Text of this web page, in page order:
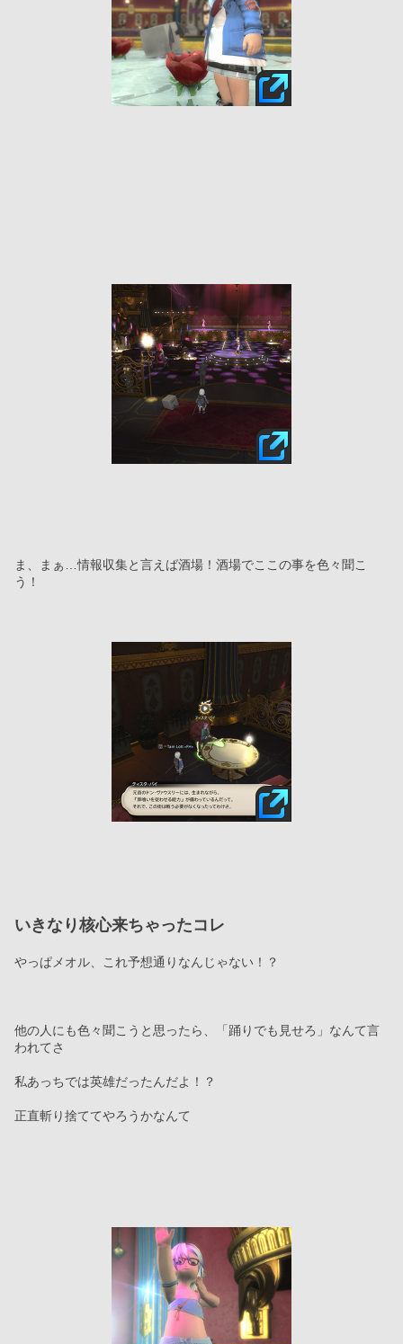
ま、まぁ…情報収集と言えば酒場！酒場でここの事を色々聞こ
う！
いきなり核心来ちゃったコレ
やっぱメオル、これ予想通りなんじゃない！？
他の人にも色々聞こうと思ったら、「踊りでも見せろ」なんて言
われてさ
私あっちでは英雄だったんだよ！？
正直斬り捨ててやろうかなんて